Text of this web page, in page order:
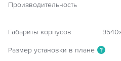
Производительность
Габариты корпусов
Размер установки в плане ?